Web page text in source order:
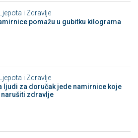
Ljepota i Zdravlje
pomažu u gubitku kilograma
Ljepota i Zdravlje
ljudi za doručak jede namirnice koje
zdravlje